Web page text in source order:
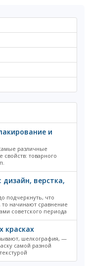
и
различные
товарного
верстка,
подчеркнуть, что
начинают сравнение
советского периода
красках
шелкография, —
самой разной